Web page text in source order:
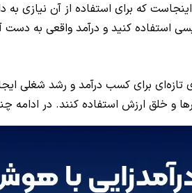
که برای استفاده از آن نیازی به
استفاده کنید و درآمد واقعی به دست
برای کسب درآمد و رشد شغلی
کارها و خلق ارزش استفاده کنند. در